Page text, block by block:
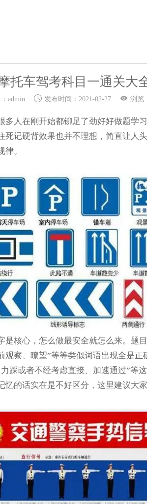
托车驾考科目一通关大
admin 发布时间： 2021-02-27 浏览
人在刚开始都铆足了劲好好做题学
记硬背效果也并不理想，简直让人头
。
核心，怎么做最安全就怎么来。题
察、瞭望”等等类似词语出现全是
踩或者不经考虑直接、加速通过”等
忆的话实在是不好区分，这里建议大